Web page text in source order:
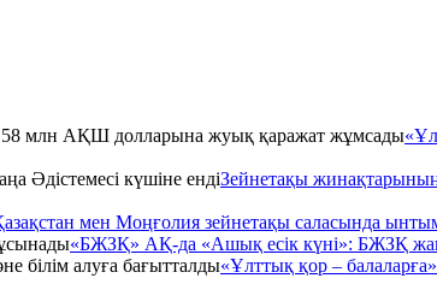
Зейнетақы жинақтарының
мен Моңғолия зейнетақы саласында
«БЖЗҚ» АҚ-да «Ашық есік күні»: БЖЗҚ
«Ұлттық қор –